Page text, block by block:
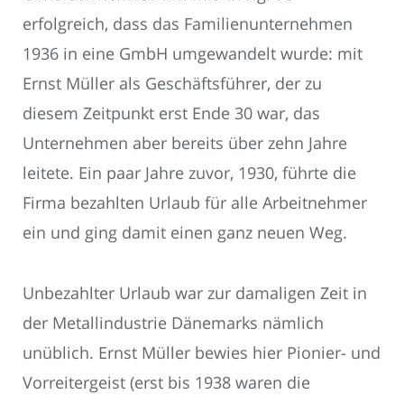
erfolgreich, dass das Familienunternehmen
1936 in eine GmbH umgewandelt wurde: mit
Ernst Müller als Geschäftsführer, der zu
diesem Zeitpunkt erst Ende 30 war, das
Unternehmen aber bereits über zehn Jahre
leitete. Ein paar Jahre zuvor, 1930, führte die
Firma bezahlten Urlaub für alle Arbeitnehmer
ein und ging damit einen ganz neuen Weg.
Unbezahlter Urlaub war zur damaligen Zeit in
der Metallindustrie Dänemarks nämlich
unüblich. Ernst Müller bewies hier Pionier- und
Vorreitergeist (erst bis 1938 waren die